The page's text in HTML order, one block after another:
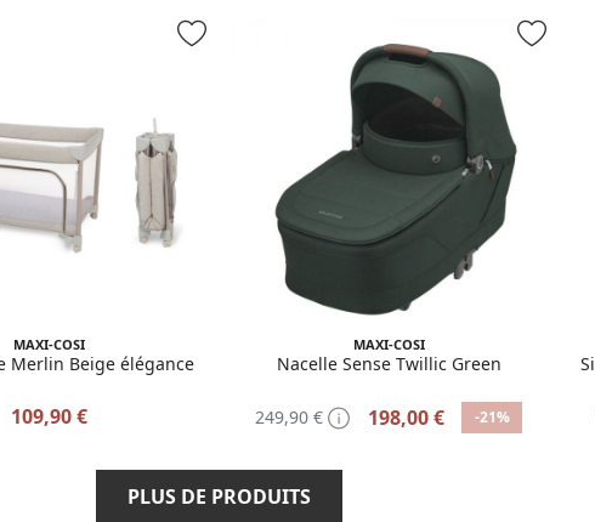
MAXI-COSI
Merlin Beige élégance
109,90 €
MAXI-COSI
Nacelle Sense Twillic Green
249,90 € 198,00 € -21%
PLUS DE PRODUITS